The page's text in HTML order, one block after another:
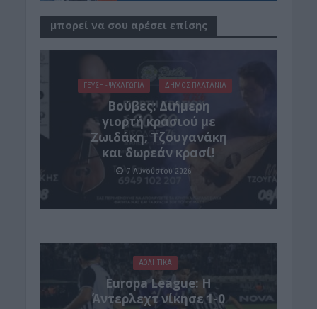
μπορεί να σου αρέσει επίσης
ΓΕΎΣΗ - ΨΥΧΑΓΩΓΊΑ ΔΉΜΟΣ ΠΛΑΤΑΝΙΆ
Βούβες: Διήμερη
γιορτή κρασιού με
Ζωιδάκη, Τζουγανάκη
και δωρεάν κρασί!
7 Αυγούστου 2026
ΑΘΛΗΤΙΚΑ
Europa League: Η
Άντερλεχτ νίκησε 1-0